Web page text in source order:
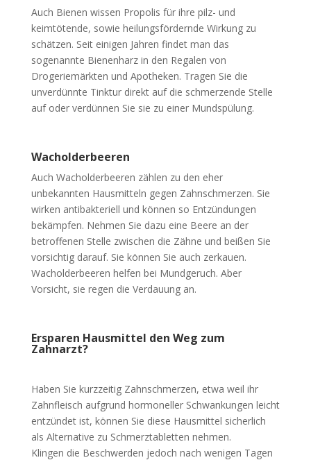
Auch Bienen wissen Propolis für ihre pilz- und
keimtötende, sowie heilungsfördernde Wirkung zu
schätzen. Seit einigen Jahren findet man das
sogenannte Bienenharz in den Regalen von
Drogeriemärkten und Apotheken. Tragen Sie die
unverdünnte Tinktur direkt auf die schmerzende Stelle
auf oder verdünnen Sie sie zu einer Mundspülung.
Wacholderbeeren
Auch Wacholderbeeren zählen zu den eher
unbekannten Hausmitteln gegen Zahnschmerzen. Sie
wirken antibakteriell und können so Entzündungen
bekämpfen. Nehmen Sie dazu eine Beere an der
betroffenen Stelle zwischen die Zähne und beißen Sie
vorsichtig darauf. Sie können Sie auch zerkauen.
Wacholderbeeren helfen bei Mundgeruch. Aber
Vorsicht, sie regen die Verdauung an.
Ersparen Hausmittel den Weg zum
Zahnarzt?
Haben Sie kurzzeitig Zahnschmerzen, etwa weil ihr
Zahnfleisch aufgrund hormoneller Schwankungen leicht
entzündet ist, können Sie diese Hausmittel sicherlich
als Alternative zu Schmerztabletten nehmen.
Klingen die Beschwerden jedoch nach wenigen Tagen